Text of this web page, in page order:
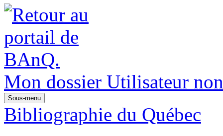
Mon dossier Utilisateur
Sous-menu
Bibliographie du Québec